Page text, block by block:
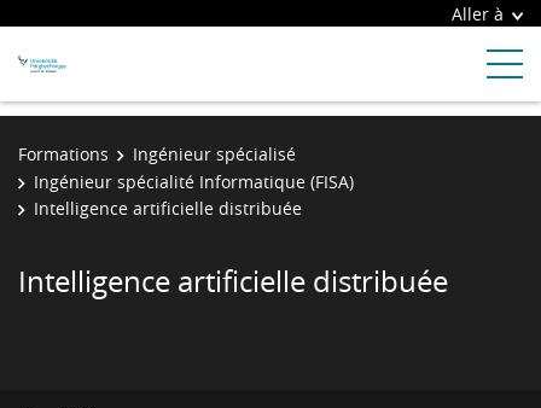
Aller à
Formations
Ingénieur spécialisé
Ingénieur spécialité Informatique (FISA)
Intelligence artificielle distribuée
Intelligence artificielle distribuée